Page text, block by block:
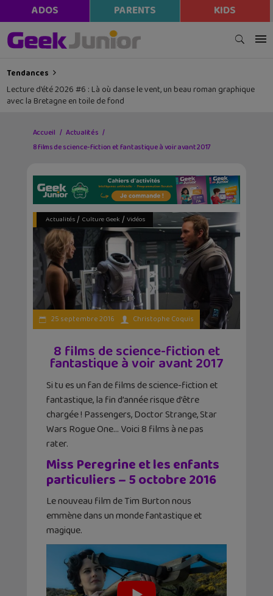
ADOS PARENTS KIDS
Tendances
Lecture d’été 2026 #6 : Là où danse le vent, un beau roman graphique
avec la Bretagne en toile de fond
Accueil
Actualités
8 films de science-fiction et fantastique à voir avant 2017
Actualités/ Culture Geek / Vidéos
25 septembre 2016 Christophe Coquis
8 films de science-fiction et
fantastique à voir avant 2017
Si tu es un fan de films de science-fiction et
fantastique, la fin d’année risque d’être
chargée ! Passengers, Doctor Strange, Star
Wars Rogue One… Voici 8 films à ne pas
rater.
Miss Peregrine et les enfants
particuliers – 5 octobre 2016
Le nouveau film de Tim Burton nous
emmène dans un monde fantastique et
magique.
modal-check